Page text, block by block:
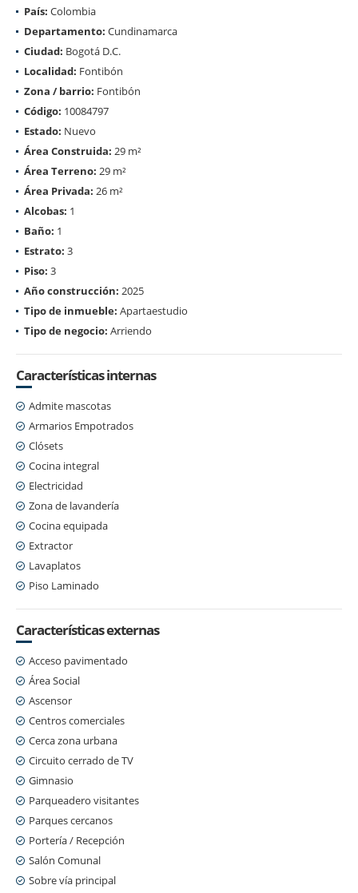
País: Colombia
Departamento: Cundinamarca
Ciudad: Bogotá D.C.
Localidad: Fontibón
Zona / barrio: Fontibón
Código: 10084797
Estado: Nuevo
Área Construida: 29 m²
Área Terreno: 29 m²
Área Privada: 26 m²
Alcobas: 1
Baño: 1
Estrato: 3
Piso: 3
Año construcción: 2025
Tipo de inmueble: Apartaestudio
Tipo de negocio: Arriendo
Características internas
Admite mascotas
Armarios Empotrados
Clósets
Cocina integral
Electricidad
Zona de lavandería
Cocina equipada
Extractor
Lavaplatos
Piso Laminado
Características externas
Acceso pavimentado
Área Social
Ascensor
Centros comerciales
Cerca zona urbana
Circuito cerrado de TV
Gimnasio
Parqueadero visitantes
Parques cercanos
Portería / Recepción
Salón Comunal
Sobre vía principal